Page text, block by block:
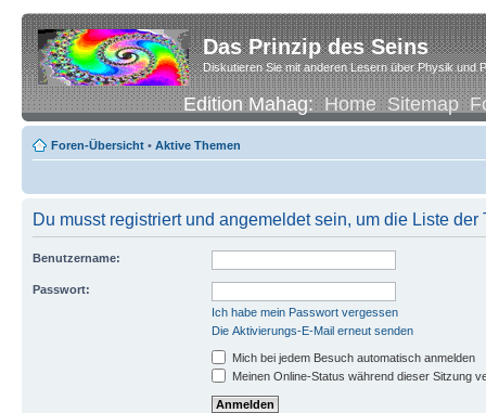
Das Prinzip des Seins
Diskutieren Sie mit anderen Lesern über Physik und
Edition Mahag:Home Sitemap
Foren-Übersicht • Aktive Themen
Du musst registriert und angemeldet sein, um die Liste
Benutzername:
Passwort:
Ich habe mein Passwort vergessen
Die Aktivierungs-E-Mail erneut senden
Mich bei jedem Besuch automatisch anmelden
Meinen Online-Status während dieser Sitzung